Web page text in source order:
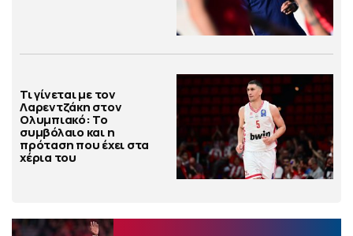
Τι γίνεται με τον
Λαρεντζάκη στον
Ολυμπιακό: Το
συμβόλαιο και η
πρόταση που έχει στα
χέρια του